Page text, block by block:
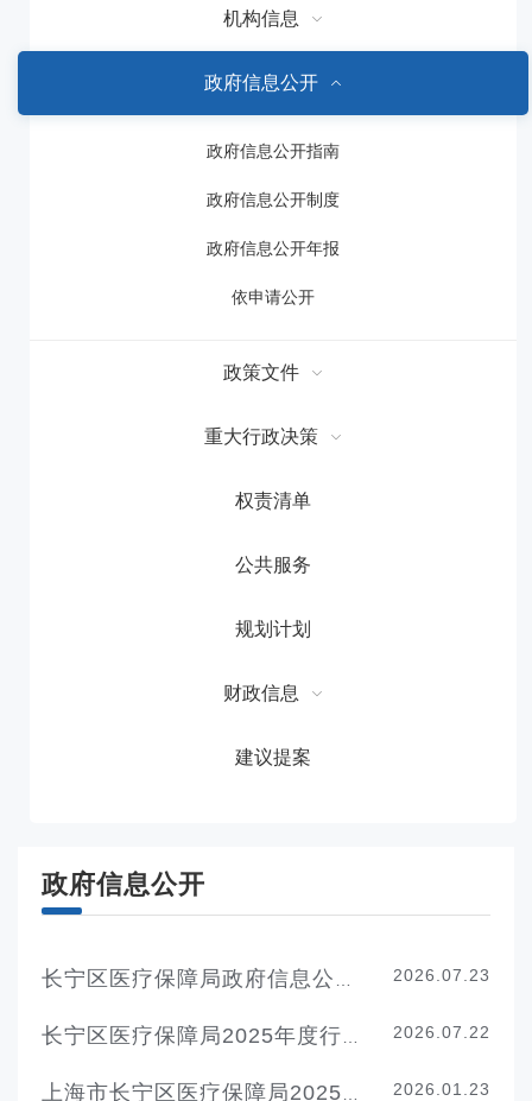
机构信息
政府信息公开
政府信息公开指南
政府信息公开制度
政府信息公开年报
依申请公开
政策文件
重大行政决策
权责清单
公共服务
规划计划
财政信息
建议提案
政府信息公开
2026.07.23
2026.07.22
2026.01.23